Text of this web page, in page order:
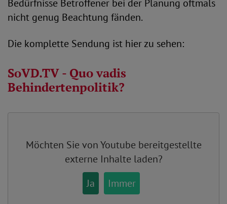
Bedürfnisse Betroffener bei der Planung oftmals
nicht genug Beachtung fänden.
Die komplette Sendung ist hier zu sehen:
SoVD.TV - Quo vadis
Behindertenpolitik?
Möchten Sie vonYoutube bereitgestellte
externe Inhalte laden?
Ja
Immer